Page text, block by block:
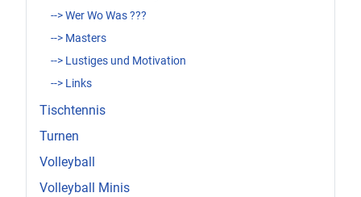
--> Wer Wo Was ???
--> Masters
--> Lustiges und Motivation
--> Links
Tischtennis
Turnen
Volleyball
Volleyball Minis